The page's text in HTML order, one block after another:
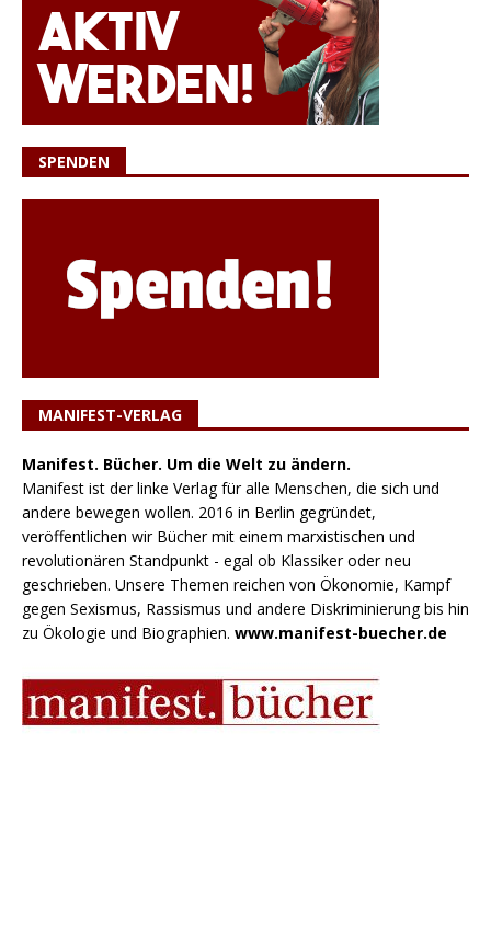
SPENDEN
MANIFEST-VERLAG
Manifest. Bücher. Um die Welt zu ändern.
Manifest ist der linke Verlag für alle Menschen, die sich und
andere bewegen wollen. 2016 in Berlin gegründet,
veröffentlichen wir Bücher mit einem marxistischen und
revolutionären Standpunkt - egal ob Klassiker oder neu
geschrieben. Unsere Themen reichen von Ökonomie, Kampf
gegen Sexismus, Rassismus und andere Diskriminierung bis hin
zu Ökologie und Biographien. www.manifest-buecher.de